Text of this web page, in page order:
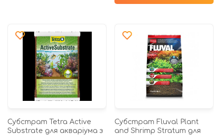
Субстрат Tetra Active
Substrate для акваріума з
Субстрат Fluval Plant
and Shrimp Stratum для